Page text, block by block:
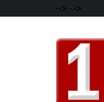
--> -->